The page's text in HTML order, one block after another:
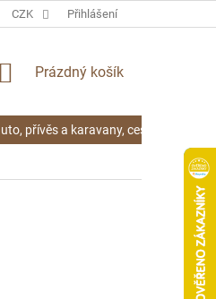
CZK Přihlášení
NÁKUPNÍ
Prázdný košík
přívěs a karavany, cestování